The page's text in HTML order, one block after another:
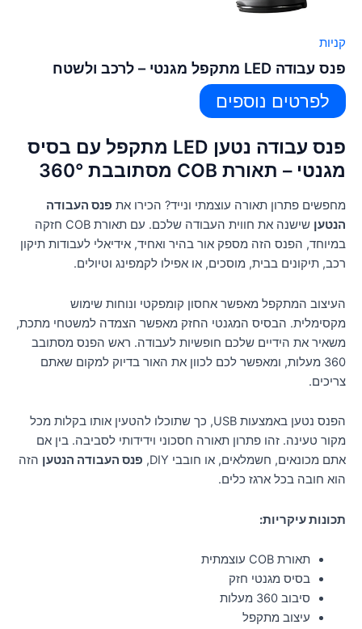
קניות
פנס עבודה LED מתקפל מגנטי – לרכב ולשטח
לפרטים נוספים
פנס עבודה נטען LED מתקפל עם בסיס
מגנטי – תאורת COB מסתובבת 360°
מחפשים פתרון תאורה עוצמתי ונייד? הכירו את פנס העבודה
הנטען
שישנה את חווית העבודה שלכם. עם תאורת COB חזקה
במיוחד, הפנס הזה מספק אור בהיר ואחיד, אידיאלי לעבודות תיקון
רכב, תיקונים בבית, מוסכים, או אפילו לקמפינג וטיולים.
העיצוב המתקפל מאפשר אחסון קומפקטי ונוחות שימוש
מקסימלית. הבסיס המגנטי החזק מאפשר הצמדה למשטחי מתכת,
משאיר את הידיים שלכם חופשיות לעבודה. ראש הפנס מסתובב
360 מעלות, ומאפשר לכם לכוון את האור בדיוק למקום שאתם
צריכים.
הפנס נטען באמצעות USB, כך שתוכלו להטעין אותו בקלות מכל
מקור טעינה. זהו פתרון תאורה חסכוני וידידותי לסביבה. בין אם
אתם מכונאים, חשמלאים, או חובבי DIY,
פנס העבודה הנטען הזה
הוא חובה בכל ארגז כלים.
תכונות עיקריות:
תאורת COB עוצמתית
בסיס מגנטי חזק
סיבוב 360 מעלות
עיצוב מתקפל